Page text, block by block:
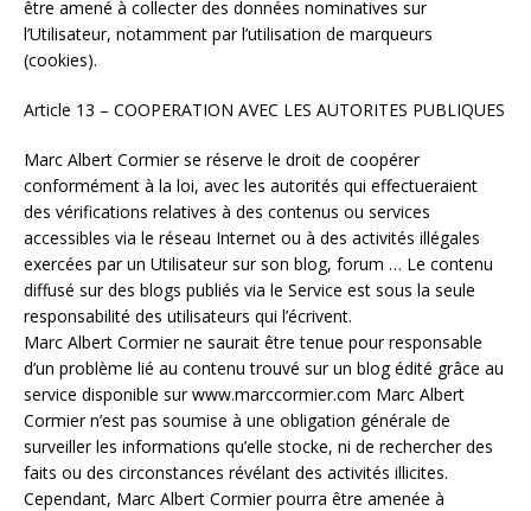
être amené à collecter des données nominatives sur
l’Utilisateur, notamment par l’utilisation de marqueurs
(cookies).
Article 13 – COOPERATION AVEC LES AUTORITES PUBLIQUES
Marc Albert Cormier se réserve le droit de coopérer
conformément à la loi, avec les autorités qui effectueraient
des vérifications relatives à des contenus ou services
accessibles via le réseau Internet ou à des activités illégales
exercées par un Utilisateur sur son blog, forum … Le contenu
diffusé sur des blogs publiés via le Service est sous la seule
responsabilité des utilisateurs qui l’écrivent.
Marc Albert Cormier ne saurait être tenue pour responsable
d’un problème lié au contenu trouvé sur un blog édité grâce au
service disponible sur www.marccormier.com Marc Albert
Cormier n’est pas soumise à une obligation générale de
surveiller les informations qu’elle stocke, ni de rechercher des
faits ou des circonstances révélant des activités illicites.
Cependant, Marc Albert Cormier pourra être amenée à